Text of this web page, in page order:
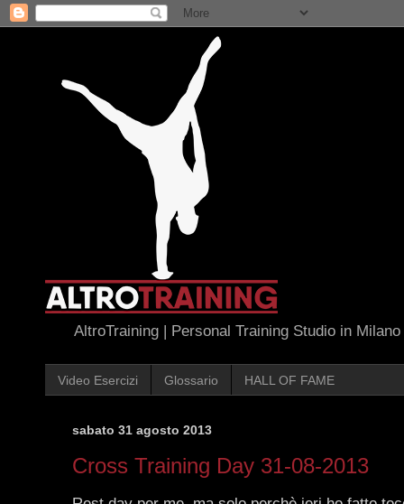
AltroTraining | Personal Training Studio in Milano
Video Esercizi Glossario HALL OF FAME
sabato 31 agosto 2013
Cross Training Day 31-08-2013